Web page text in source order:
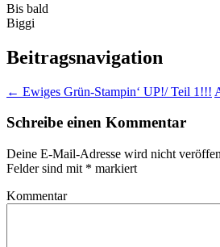
Bis bald
Biggi
Beitragsnavigation
← Ewiges Grün-Stampin‘ UP!/ Teil 1!!!
Schreibe einen Kommentar
Deine E-Mail-Adresse wird nicht
Felder sind mit * markiert
Kommentar